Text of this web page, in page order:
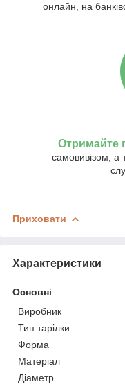
онлайн, на
Отримайте
самовивізом, а
Приховати
Характеристики
Основні
Виробник
Тип тарілки
Форма
Матеріал
Діаметр